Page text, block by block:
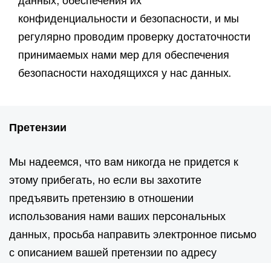
конфиденциальности и безопасности, и мы
регулярно проводим проверку достаточности
принимаемых нами мер для обеспечения
безопасности находящихся у нас данных.
Претензии
Мы надеемся, что вам никогда не придется к
этому прибегать, но если вы захотите
предъявить претензию в отношении
использования нами ваших персональных
данных, просьба направить электронное письмо
с описанием вашей претензии по адресу